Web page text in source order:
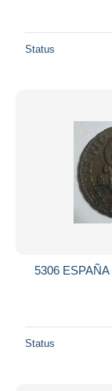
Status
5306
Status